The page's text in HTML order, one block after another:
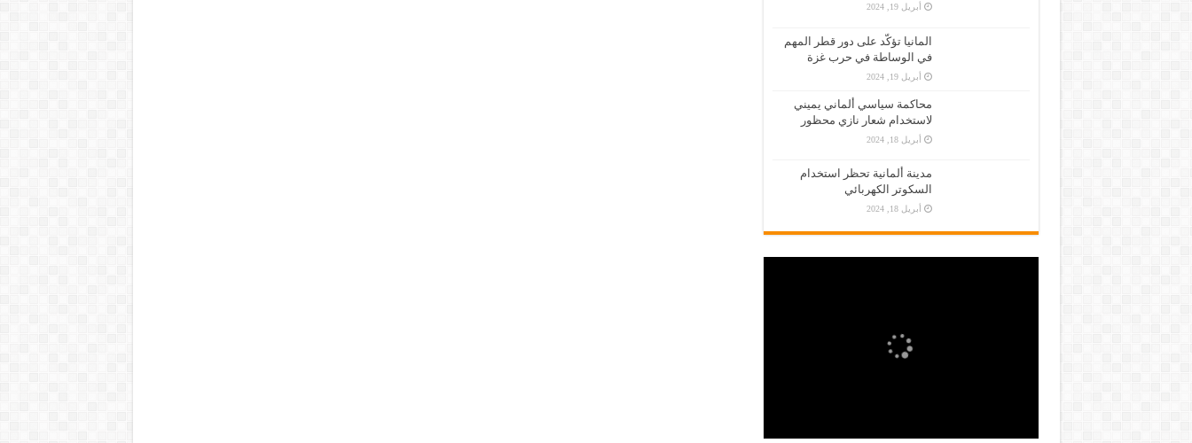
أبريل 19, 2024
المانيا تؤكّد على دور قطر المهم
في الوساطة في حرب غزة
أبريل 19, 2024
محاكمة سياسي ألماني يميني
لاستخدام شعار نازي محظور
أبريل 18, 2024
مدينة ألمانية تحظر استخدام
السكوتر الكهربائي
أبريل 18, 2024